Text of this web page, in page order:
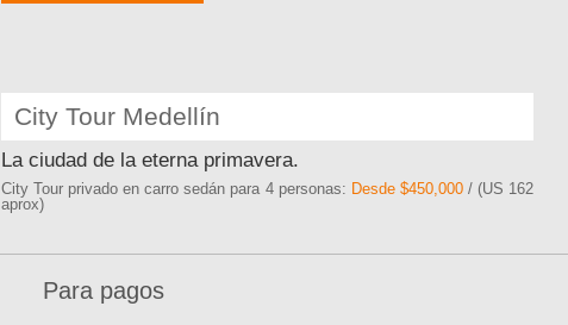
City Tour Medellín
La ciudad de la eterna primavera.
City Tour privado en carro sedán para 4 personas: Desde $450,000/ (US 162
aprox)
Para pagos